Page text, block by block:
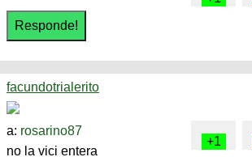
facundotrialerito
a: rosarino87
no la vici entera